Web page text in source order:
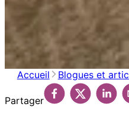
Accueil Blogues et
Partager